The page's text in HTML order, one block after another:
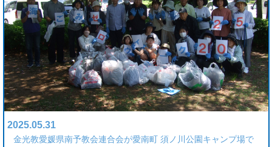
2025.05.31
金光教愛媛県南予教会連合会が愛南町 須ノ川公園キャンプ場で